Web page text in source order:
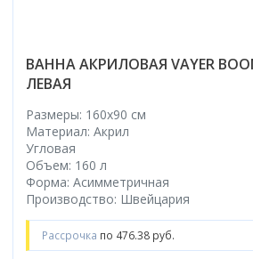
ВАННА АКРИЛОВАЯ VAYER
ЛЕВАЯ
Размеры: 160x90 cм
Материал: Акрил
Угловая
Объем: 160 л
Форма: Асимметричная
Производство: Швейцария
Рассрочка по 476.38 руб.